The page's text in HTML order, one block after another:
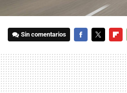
Sin comentarios